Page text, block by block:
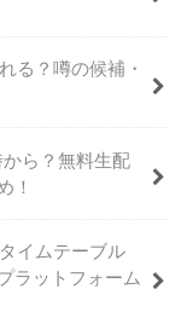
る？噂の候補・
から？無料生配
！
イムテーブル
ラットフォーム